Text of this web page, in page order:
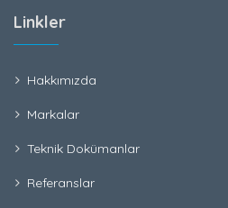
Linkler
Hakkımızda
Markalar
Teknik Dokümanlar
Referanslar